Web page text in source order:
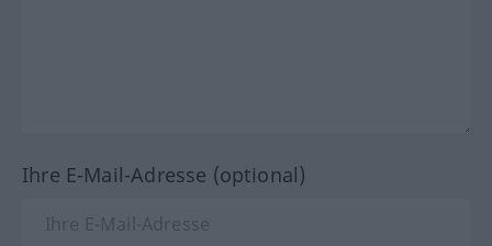
Ihre E-Mail-Adresse (optional)